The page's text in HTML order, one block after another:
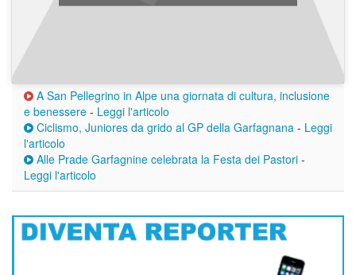
A San Pellegrino in Alpe una giornata di cultura, inclusione
e benessere - Leggi l'articolo
Ciclismo, Juniores da grido al GP della Garfagnana - Leggi
l'articolo
Alle Prade Garfagnine celebrata la Festa dei Pastori -
Leggi l'articolo